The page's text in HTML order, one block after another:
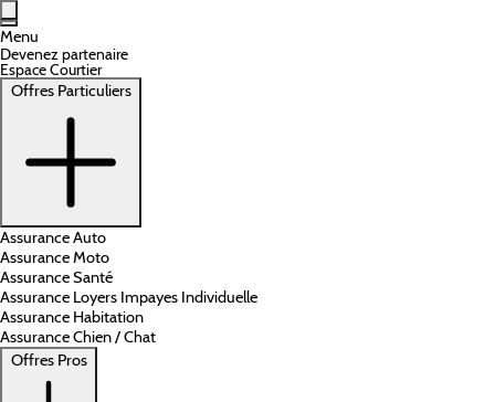
Aller au contenu principal
Menu
Devenez partenaire
Espace Courtier
Offres Particuliers
Assurance Auto
Assurance Moto
Assurance Santé
Assurance Loyers Impayes Individuelle
Assurance Habitation
Assurance Chien / Chat
Offres Pros